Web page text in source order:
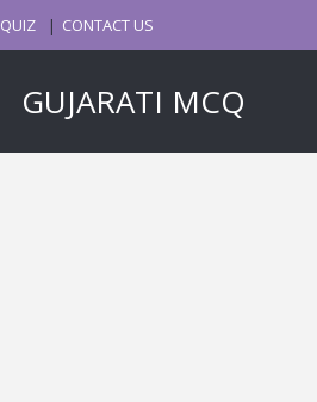
QUIZ CONTACT US
GUJARATI MCQ